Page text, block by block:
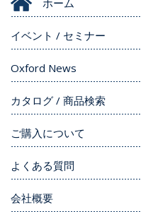
ホーム
イベント / セミナー
Oxford News
カタログ / 商品検索
ご購入について
よくある質問
会社概要